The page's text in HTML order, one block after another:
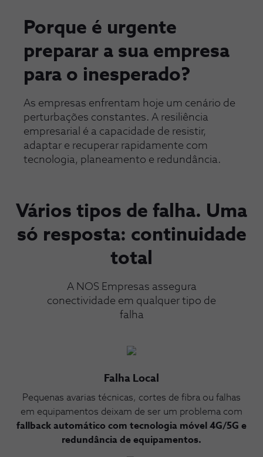
Porque é urgente
preparar a sua empresa
para o inesperado?​
As empresas enfrentam hoje um cenário de
perturbações constantes. A resiliência
empresarial é a capacidade de resistir,
adaptar e recuperar rapidamente com
tecnologia, planeamento e redundância.​
Vários tipos de falha.​ Uma
só resposta: continuidade
total
A NOS Empresas assegura
conectividade em qualquer tipo de
falha​
Falha Local
Pequenas avarias técnicas, cortes de fibra ou falhas
em equipamentos deixam de ser um problema com
fallback automático com tecnologia móvel 4G/5G e
redundância de equipamentos.​